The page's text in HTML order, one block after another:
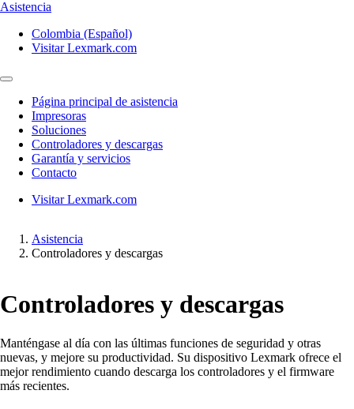
Asistencia
Colombia (Español)
Visitar Lexmark.com
Página principal de asistencia
Impresoras
Soluciones
Controladores y descargas
Garantía y servicios
Contacto
Visitar Lexmark.com
Asistencia
Controladores y descargas
Controladores y descargas
Manténgase al día con las últimas funciones de seguridad y otras
nuevas, y mejore su productividad. Su dispositivo Lexmark ofrece el
mejor rendimiento cuando descarga los controladores y el firmware
más recientes.